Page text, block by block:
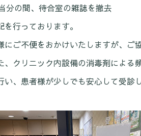
分の間、待合室の雑誌を撤去
を行っております。
にご不便をおかけいたしますが、ご
、クリニック内設備の消毒剤による
い、患者様が少しでも安心して受診